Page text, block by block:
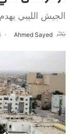
الجيش الليبي
Ahmed Sayed
6